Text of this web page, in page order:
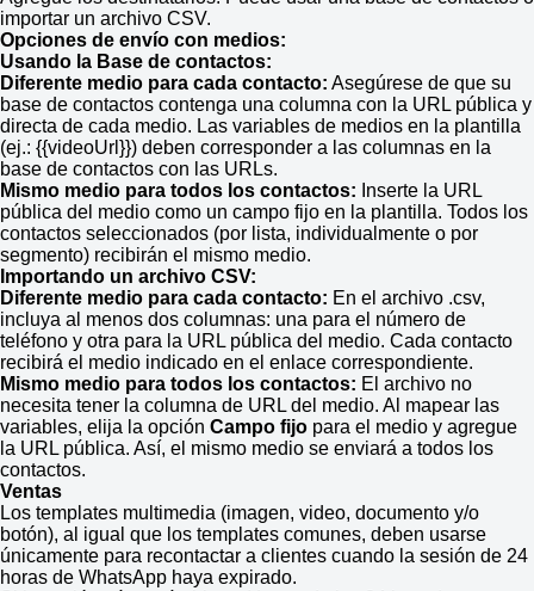
importar un archivo CSV.
Opciones de envío con medios:
Usando la Base de contactos:
Diferente medio para cada contacto: Asegúrese de que su
base de contactos contenga una columna con la URL pública y
directa de cada medio. Las variables de medios en la plantilla
(ej.: {{videoUrl}}) deben corresponder a las columnas en la
base de contactos con las URLs.
Mismo medio para todos los contactos: Inserte la URL
pública del medio como un campo fijo en la plantilla. Todos los
contactos seleccionados (por lista, individualmente o por
segmento) recibirán el mismo medio.
Importando un archivo CSV:
Diferente medio para cada contacto: En el archivo .csv,
incluya al menos dos columnas: una para el número de
teléfono y otra para la URL pública del medio. Cada contacto
recibirá el medio indicado en el enlace correspondiente.
Mismo medio para todos los contactos: El archivo no
necesita tener la columna de URL del medio. Al mapear las
variables, elija la opción Campo fijo para el medio y agregue
la URL pública. Así, el mismo medio se enviará a todos los
contactos.
Ventas
Los templates multimedia (imagen, video, documento y/o
botón), al igual que los templates comunes, deben usarse
únicamente para recontactar a clientes cuando la sesión de 24
horas de WhatsApp haya expirado.